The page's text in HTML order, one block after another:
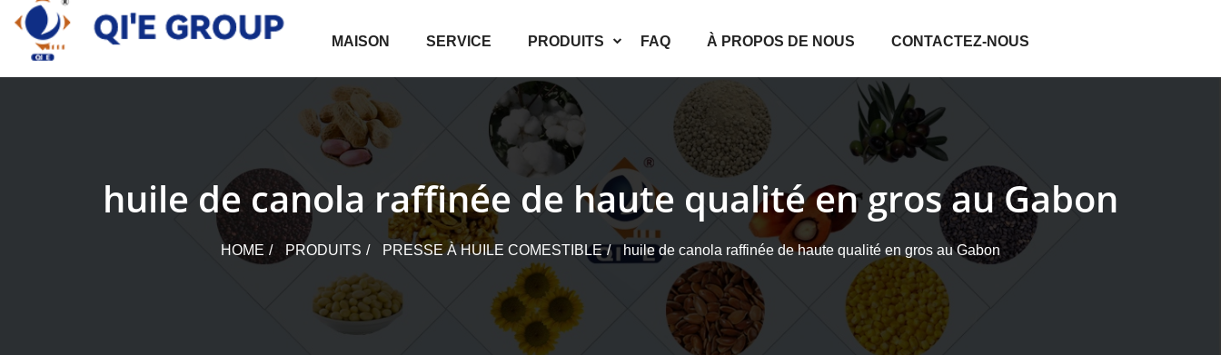
Skip
content
MAISON SERVICE PRODUITS FAQ À PROPOS DE NOUS CONTACTEZ-NOUS
huile de canola raffinée de haute qualité en gros au Gabon
HOME PRODUITS PRESSE À HUILE COMESTIBLE huile de canola raffinée de haute qualité en gros au Gabon